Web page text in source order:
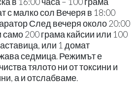
с малко сол Вечеря в 18:00
След вечеря около 20:00
само 200 грама кайсии или 100
или 1 домат
седмица. Режимът е
тялото ни от токсини и
а и отслабваме.